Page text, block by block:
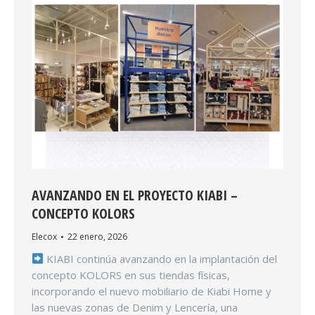
AVANZANDO EN EL PROYECTO KIABI –
CONCEPTO KOLORS
Elecox 22 enero, 2026
KIABI continúa avanzando en la implantación del
concepto KOLORS en sus tiendas físicas,
incorporando el nuevo mobiliario de Kiabi Home y
las nuevas zonas de Denim y Lencería, una